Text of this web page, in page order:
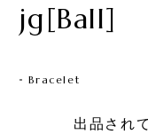
jg[Ball]
Bracelet
出品され